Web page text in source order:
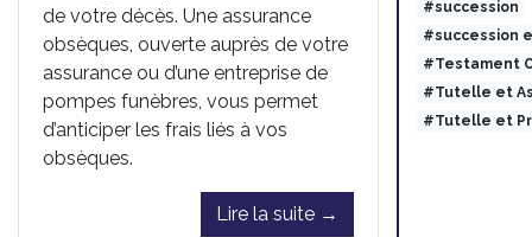
de votre décès. Une assurance
obsèques, ouverte auprès de votre
assurance ou d’une entreprise de
pompes funèbres, vous permet
d’anticiper les frais liés à vos
obsèques.
Lire la suite →
#succession
#succession
#Testament
#Tutelle et
#Tutelle et